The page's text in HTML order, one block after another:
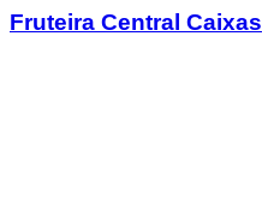
Fruteira Central Caixas